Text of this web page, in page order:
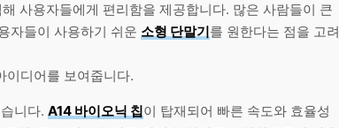
사용자들에게 편리함을 제공합니다. 많은 사람들이 큰
자들이 사용하기 쉬운 소형 단말기를 원한다는 점을 고려
이디어를 보여줍니다.
니다. A14 바이오닉 칩이 탑재되어 빠른 속도와 효율성